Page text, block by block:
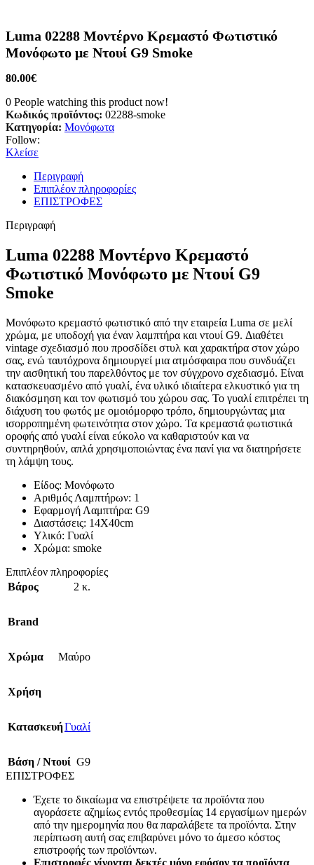
Luma 02288 Μοντέρνο Κρεμαστό Φωτιστικό
Μονόφωτο με Ντουί G9 Smoke
80.00€
0 People watching this product now!
Κωδικός προϊόντος: 02288-smoke
Κατηγορία: Μονόφωτα
Follow:
Κλείσε
Περιγραφή
Επιπλέον πληροφορίες
ΕΠΙΣΤΡΟΦΕΣ
Περιγραφή
Luma 02288 Μοντέρνο Κρεμαστό
Φωτιστικό Μονόφωτο με Ντουί G9
Smoke
Μονόφωτο κρεμαστό φωτιστικό από την εταιρεία Luma σε μελί
χρώμα, με υποδοχή για έναν λαμπτήρα και ντουί G9. Διαθέτει
vintage σχεδιασμό που προσδίδει στυλ και χαρακτήρα στον χώρο
σας, ενώ ταυτόχρονα δημιουργεί μια ατμόσφαιρα που συνδυάζει
την αισθητική του παρελθόντος με τον σύγχρονο σχεδιασμό. Είναι
κατασκευασμένο από γυαλί, ένα υλικό ιδιαίτερα ελκυστικό για τη
διακόσμηση και τον φωτισμό του χώρου σας. Το γυαλί επιτρέπει τη
διάχυση του φωτός με ομοιόμορφο τρόπο, δημιουργώντας μια
ισορροπημένη φωτεινότητα στον χώρο. Τα κρεμαστά φωτιστικά
οροφής από γυαλί είναι εύκολο να καθαριστούν και να
συντηρηθούν, απλά χρησιμοποιώντας ένα πανί για να διατηρήσετε
τη λάμψη τους.
Είδος: Μονόφωτο
Αριθμός Λαμπτήρων: 1
Εφαρμογή Λαμπτήρα: G9
Διαστάσεις: 14Χ40cm
Υλικό: Γυαλί
Χρώμα: smoke
Επιπλέον πληροφορίες
Βάρος
2 κ.
Brand
Χρώμα Μαύρο
Χρήση
ΚατασκευήΓυαλί
Βάση / Ντουί G9
ΕΠΙΣΤΡΟΦΕΣ
Έχετε το δικαίωμα να επιστρέψετε τα προϊόντα που
αγοράσετε αζημίως εντός προθεσμίας 14 εργασίμων ημερών
από την ημερομηνία που θα παραλάβετε τα προϊόντα. Στην
περίπτωση αυτή σας επιβαρύνει μόνο το άμεσο κόστος
επιστροφής των προϊόντων.